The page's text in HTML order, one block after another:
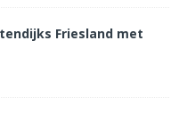
Friesland met